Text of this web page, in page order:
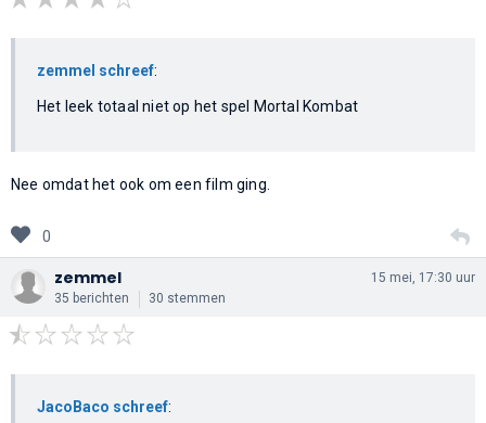
zemmel schreef:
Het leek totaal niet op het spel Mortal Kombat
Nee omdat het ook om een film ging.
0
zemmel
35 berichten 30 stemmen
15 mei, 17:30 uur
JacoBaco schreef: